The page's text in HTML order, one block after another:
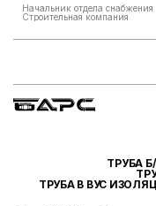
Начальник отдела снабжения
Строительная компания
ТРУБА
ТРУБА В ВУС